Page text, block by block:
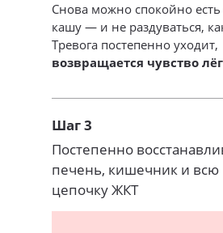
Снова можно спокойно
кашу — и не раздуваться,
Тревога постепенно уходит,
возвращается чувство
Шаг 3
Постепенно
печень, кишечник и всю
цепочку ЖКТ